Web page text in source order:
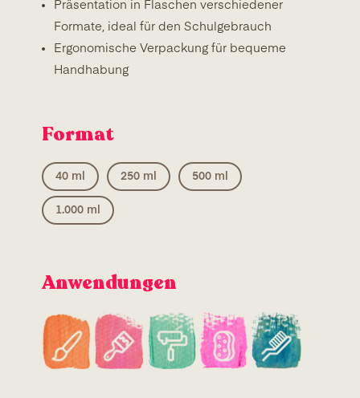
Präsentation in Flaschen verschiedener
Formate, ideal für den Schulgebrauch
Ergonomische Verpackung für bequeme
Handhabung
Format
40 ml 250 ml 500 ml
1.000 ml
Anwendungen